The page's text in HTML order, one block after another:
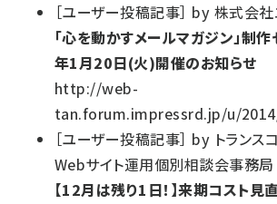
［ユーザー投稿記事］ by 株式会社
「心を動かすメールマガジン」制
年1月20日(火)開催のお知らせ
http://web-
tan.forum.impressrd.jp/u/
［ユーザー投稿記事］ by トランス
Webサイト運用個別相談会事務局
【12月は残り1日！】来期コスト見